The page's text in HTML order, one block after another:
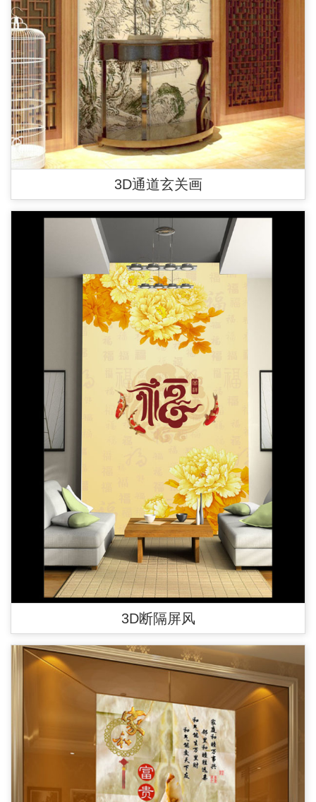
3D通道玄关画
3D断隔屏风